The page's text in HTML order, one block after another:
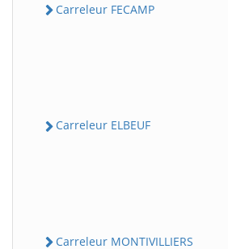
Carreleur FECAMP
Carreleur ELBEUF
Carreleur MONTIVILLIERS